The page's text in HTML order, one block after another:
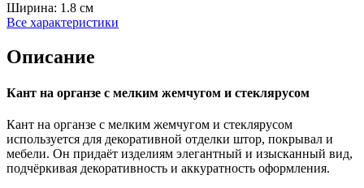
Ширина: 1.8 см
Все характеристики
Описание
Кант на органзе с мелким жемчугом и стеклярусом
Кант на органзе с мелким жемчугом и стеклярусом
используется для декоративной отделки штор, покрывал и
мебели. Он придаёт изделиям элегантный и изысканный вид,
подчёркивая декоративность и аккуратность оформления.